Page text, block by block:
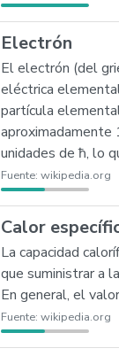
Electrón
El electrón (del
eléctrica
partícula
aproximadamente
unidades de ħ, lo
Fuente: wikipedia.org
Calor
La capacidad
que suministrar a
En general, el
Fuente: wikipedia.org